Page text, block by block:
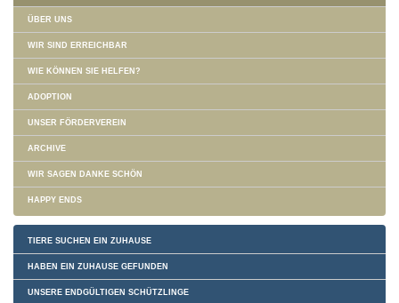
ÜBER UNS
WIR SIND ERREICHBAR
WIE KÖNNEN SIE HELFEN?
ADOPTION
UNSER FÖRDERVEREIN
ARCHIVE
WIR SAGEN DANKE SCHÖN
HAPPY ENDS
TIERE SUCHEN EIN ZUHAUSE
HABEN EIN ZUHAUSE GEFUNDEN
UNSERE ENDGÜLTIGEN SCHÜTZLINGE